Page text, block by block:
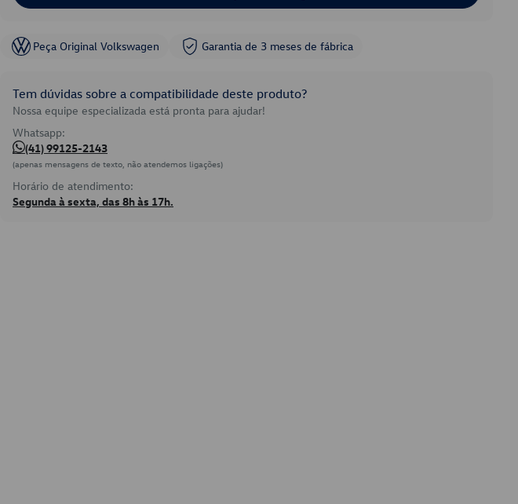
Peça Original Volkswagen Garantia de 3 meses de fábrica
Tem dúvidas sobre a compatibilidade deste produto?
Nossa equipe especializada está pronta para ajudar!
Whatsapp:
(41) 99125-2143
(apenas mensagens de texto, não atendemos ligações)
Horário de atendimento:
Segunda à sexta, das 8h às 17h.